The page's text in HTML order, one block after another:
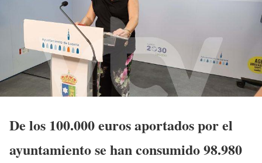
De los 100.000 euros aportados por el
ayuntamiento se han consumido 98.980